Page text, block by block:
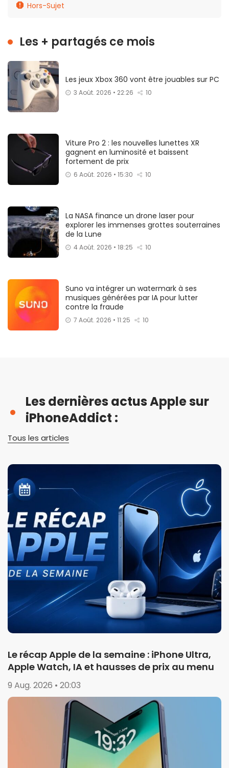
Hors-Sujet
Les + partagés ce mois
Les jeux Xbox 360 vont être jouables sur PC
3 Août. 2026 • 22:26 10
Viture Pro 2 : les nouvelles lunettes XR
gagnent en luminosité et baissent
fortement de prix
6 Août. 2026 • 15:30 10
La NASA finance un drone laser pour
explorer les immenses grottes souterraines
de la Lune
4 Août. 2026 • 18:25 10
Suno va intégrer un watermark à ses
musiques générées par IA pour lutter
contre la fraude
7 Août. 2026 • 11:25 10
Les dernières actus Apple sur
iPhoneAddict :
Tous les articles
Le récap Apple de la semaine : iPhone Ultra,
Apple Watch, IA et hausses de prix au menu
9 Aug. 2026 • 20:03